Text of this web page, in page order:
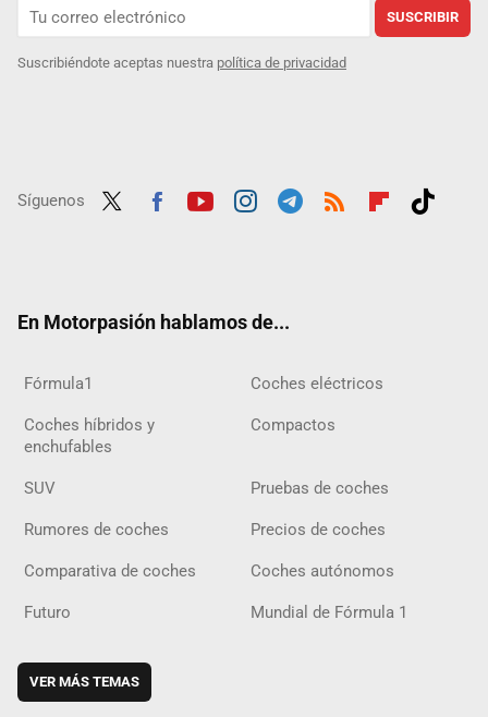
SUSCRIBIR
Suscribiéndote aceptas nuestra política de privacidad
Síguenos
En Motorpasión hablamos de...
Fórmula1 Coches eléctricos
Coches híbridos y
enchufables
Compactos
SUV Pruebas de coches
Rumores de coches Precios de coches
Comparativa de coches Coches autónomos
Futuro Mundial de Fórmula 1
VER MÁS TEMAS